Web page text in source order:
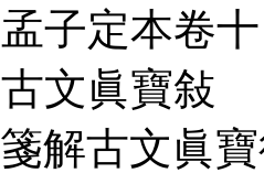
孟子定本卷
古文眞寶敍
箋解古文眞